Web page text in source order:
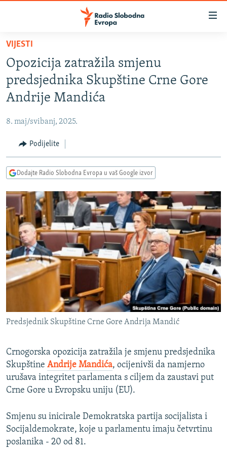
Pređite
glavni
sadržaj
Pređite
na
glavnu
navigaciju
Pređite
na
pretragu
BOSNA I HERCEGOVINA
SRBIJA
KOSOVO
CRNA GORA
VIZUELNO
INFOGRAFIKE
RAT U UKRAJINI
KINA NA BALKANU
RSE PRIČE IZ SVIJETA
ISPRIČAJ MI
DNEVNO@RSE
SPECIJALI RSE
VIŠE OD NASLOVA
GENOCID U SREBRENICI
POPLAVE I KLIZIŠTA U BIH 2024.
TV LIBERTY
POST SCRIPTUM
MOJA EVROPA
SVE KARTE DEJTONA
NASTANAK I RASPAD JUGOSLAVIJE
Sve RFE/RL stranice
VIJESTI
Opozicija zatražila smjenu
predsjednika Skupštine Crne Gore
Andrije Mandića
8. maj/svibanj, 2025.
Podijelite
Dodajte Radio Slobodna Evropa u vaš Google izvor
Predsjednik Skupštine Crne Gore Andrija Mandić
Crnogorska opozicija zatražila je smjenu predsjednika
Skupštine Andrije Mandića, ocijenivši da namjerno
urušava integritet parlamenta s ciljem da zaustavi put
Crne Gore u Evropsku uniju (EU).
Smjenu su inicirale Demokratska partija socijalista i
Socijaldemokrate, koje u parlamentu imaju četvrtinu
poslanika - 20 od 81.